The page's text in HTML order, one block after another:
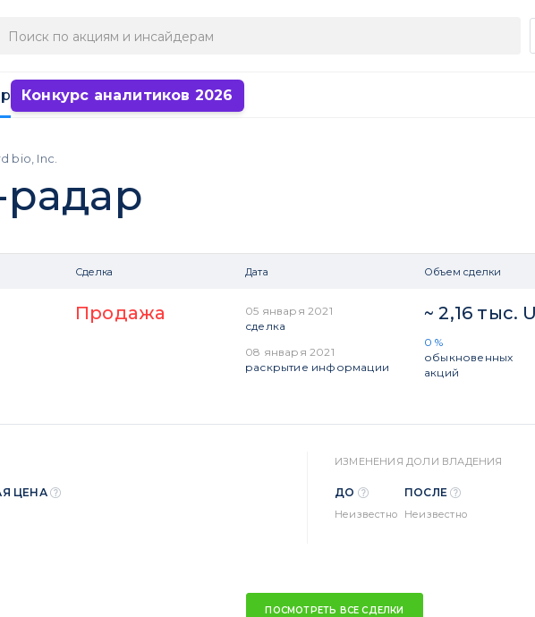
Конкурс аналитиков 2026
bio, Inc.
Сделка Дата Объем сделки
Продажа
05 января 2021
сделка
08 января 2021
раскрытие информации
~ 2,16 тыс.
0 %
обыкновенных
акций
ЦЕНА
ИЗМЕНЕНИЯ ДОЛИ ВЛАДЕНИЯ
ДО
Неизвестно
ПОСЛЕ
Неизвестно
ПОСМОТРЕТЬ ВСЕ СДЕЛКИ